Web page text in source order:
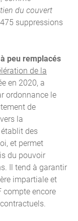
du couvert
suppressions
peu remplacés
de la
en 2020, a
ordonnance le
de
la
des
et permet
du pouvoir
Il tend à garantir
impartiale et
compte encore